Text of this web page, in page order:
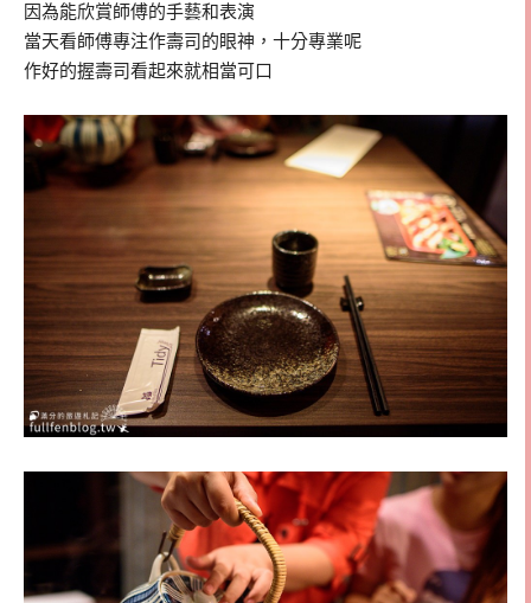
因為能欣賞師傅的手藝和表演
當天看師傅專注作壽司的眼神，十分專業呢
作好的握壽司看起來就相當可口